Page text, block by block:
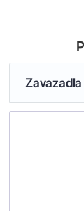
Zavazadla